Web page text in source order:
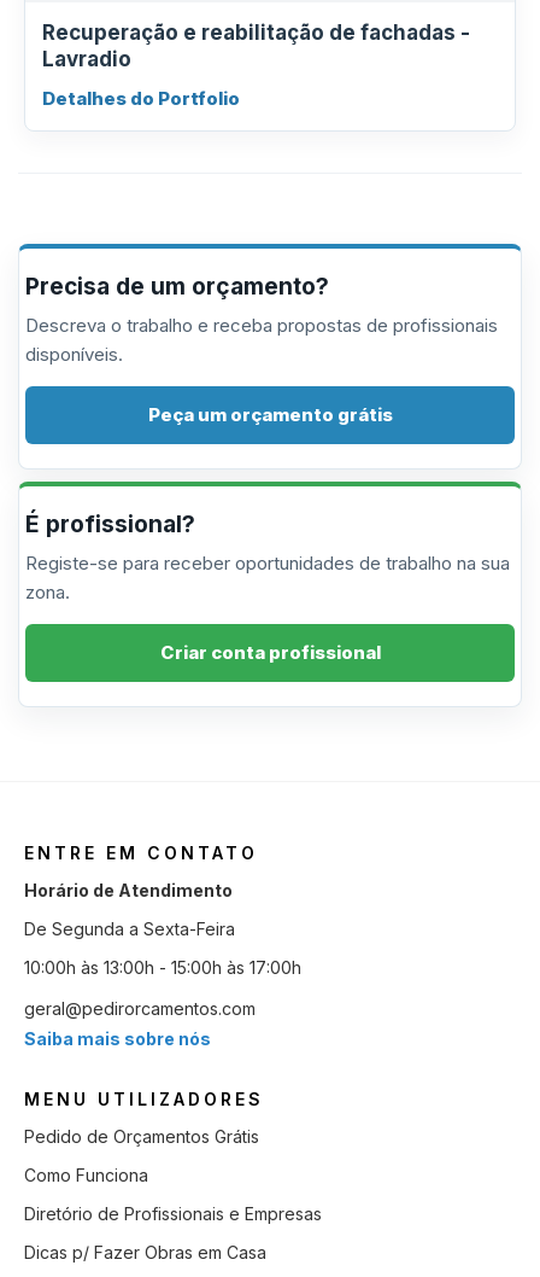
Recuperação e reabilitação de fachadas -
Lavradio
Detalhes do Portfolio
Precisa de um orçamento?
Descreva o trabalho e receba propostas de profissionais
disponíveis.
Peça um orçamento grátis
É profissional?
Registe-se para receber oportunidades de trabalho na sua
zona.
Criar conta profissional
ENTRE EM CONTATO
Horário de Atendimento
De Segunda a Sexta-Feira
10:00h às 13:00h - 15:00h às 17:00h
geral@pedirorcamentos.com
Saiba mais sobre nós
MENU UTILIZADORES
Pedido de Orçamentos Grátis
Como Funciona
Diretório de Profissionais e Empresas
Dicas p/ Fazer Obras em Casa